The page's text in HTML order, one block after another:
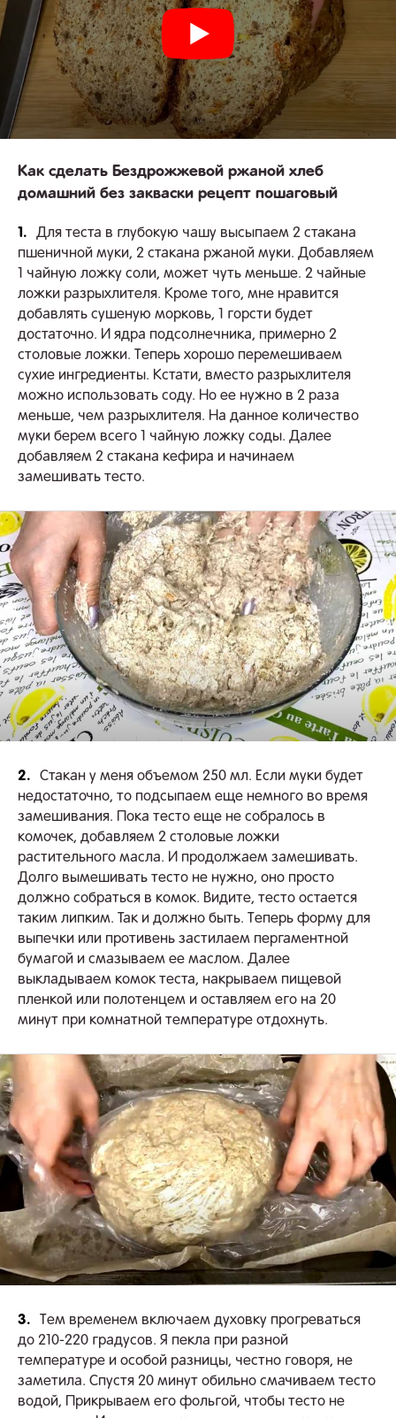
Как сделать Бездрожжевой ржаной хлеб
домашний без закваски рецепт пошаговый
1.
Для теста в глубокую чашу высыпаем 2 стакана
пшеничной муки, 2 стакана ржаной муки. Добавляем
1 чайную ложку соли, может чуть меньше. 2 чайные
ложки разрыхлителя. Кроме того, мне нравится
добавлять сушеную морковь, 1 горсти будет
достаточно. И ядра подсолнечника, примерно 2
столовые ложки. Теперь хорошо перемешиваем
сухие ингредиенты. Кстати, вместо разрыхлителя
можно использовать соду. Но ее нужно в 2 раза
меньше, чем разрыхлителя. На данное количество
муки берем всего 1 чайную ложку соды. Далее
добавляем 2 стакана кефира и начинаем
замешивать тесто.
2.
Стакан у меня объемом 250 мл. Если муки будет
недостаточно, то подсыпаем еще немного во время
замешивания. Пока тесто еще не собралось в
комочек, добавляем 2 столовые ложки
растительного масла. И продолжаем замешивать.
Долго вымешивать тесто не нужно, оно просто
должно собраться в комок. Видите, тесто остается
таким липким. Так и должно быть. Теперь форму для
выпечки или противень застилаем пергаментной
бумагой и смазываем ее маслом. Далее
выкладываем комок теста, накрываем пищевой
пленкой или полотенцем и оставляем его на 20
минут при комнатной температуре отдохнуть.
3.
Тем временем включаем духовку прогреваться
до 210-220 градусов. Я пекла при разной
температуре и особой разницы, честно говоря, не
заметила. Спустя 20 минут обильно смачиваем тесто
водой, Прикрываем его фольгой, чтобы тесто не